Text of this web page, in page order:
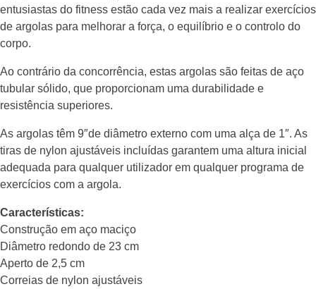
entusiastas do fitness estão cada vez mais a realizar exercícios
de argolas para melhorar a força, o equilíbrio e o controlo do
corpo.
Ao contrário da concorrência, estas argolas são feitas de aço
tubular sólido, que proporcionam uma durabilidade e
resistência superiores.
As argolas têm 9″de diâmetro externo com uma alça de 1″. As
tiras de nylon ajustáveis incluídas garantem uma altura inicial
adequada para qualquer utilizador em qualquer programa de
exercícios com a argola.
Características:
Construção em aço maciço
Diâmetro redondo de 23 cm
Aperto de 2,5 cm
Correias de nylon ajustáveis